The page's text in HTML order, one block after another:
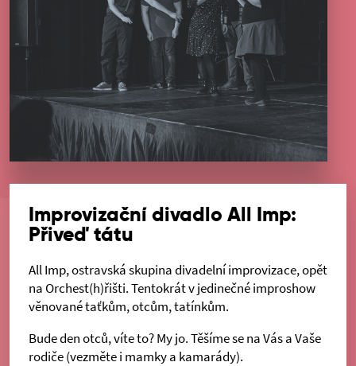
Improvizační divadlo All Imp:
Přiveď tátu
All Imp, ostravská skupina divadelní improvizace, opět
na Orchest(h)řišti. Tentokrát v jedinečné improshow
věnované taťkům, otcům, tatínkům.
Bude den otců, víte to? My jo. Těšíme se na Vás a Vaše
rodiče (vezměte i mamky a kamarády).